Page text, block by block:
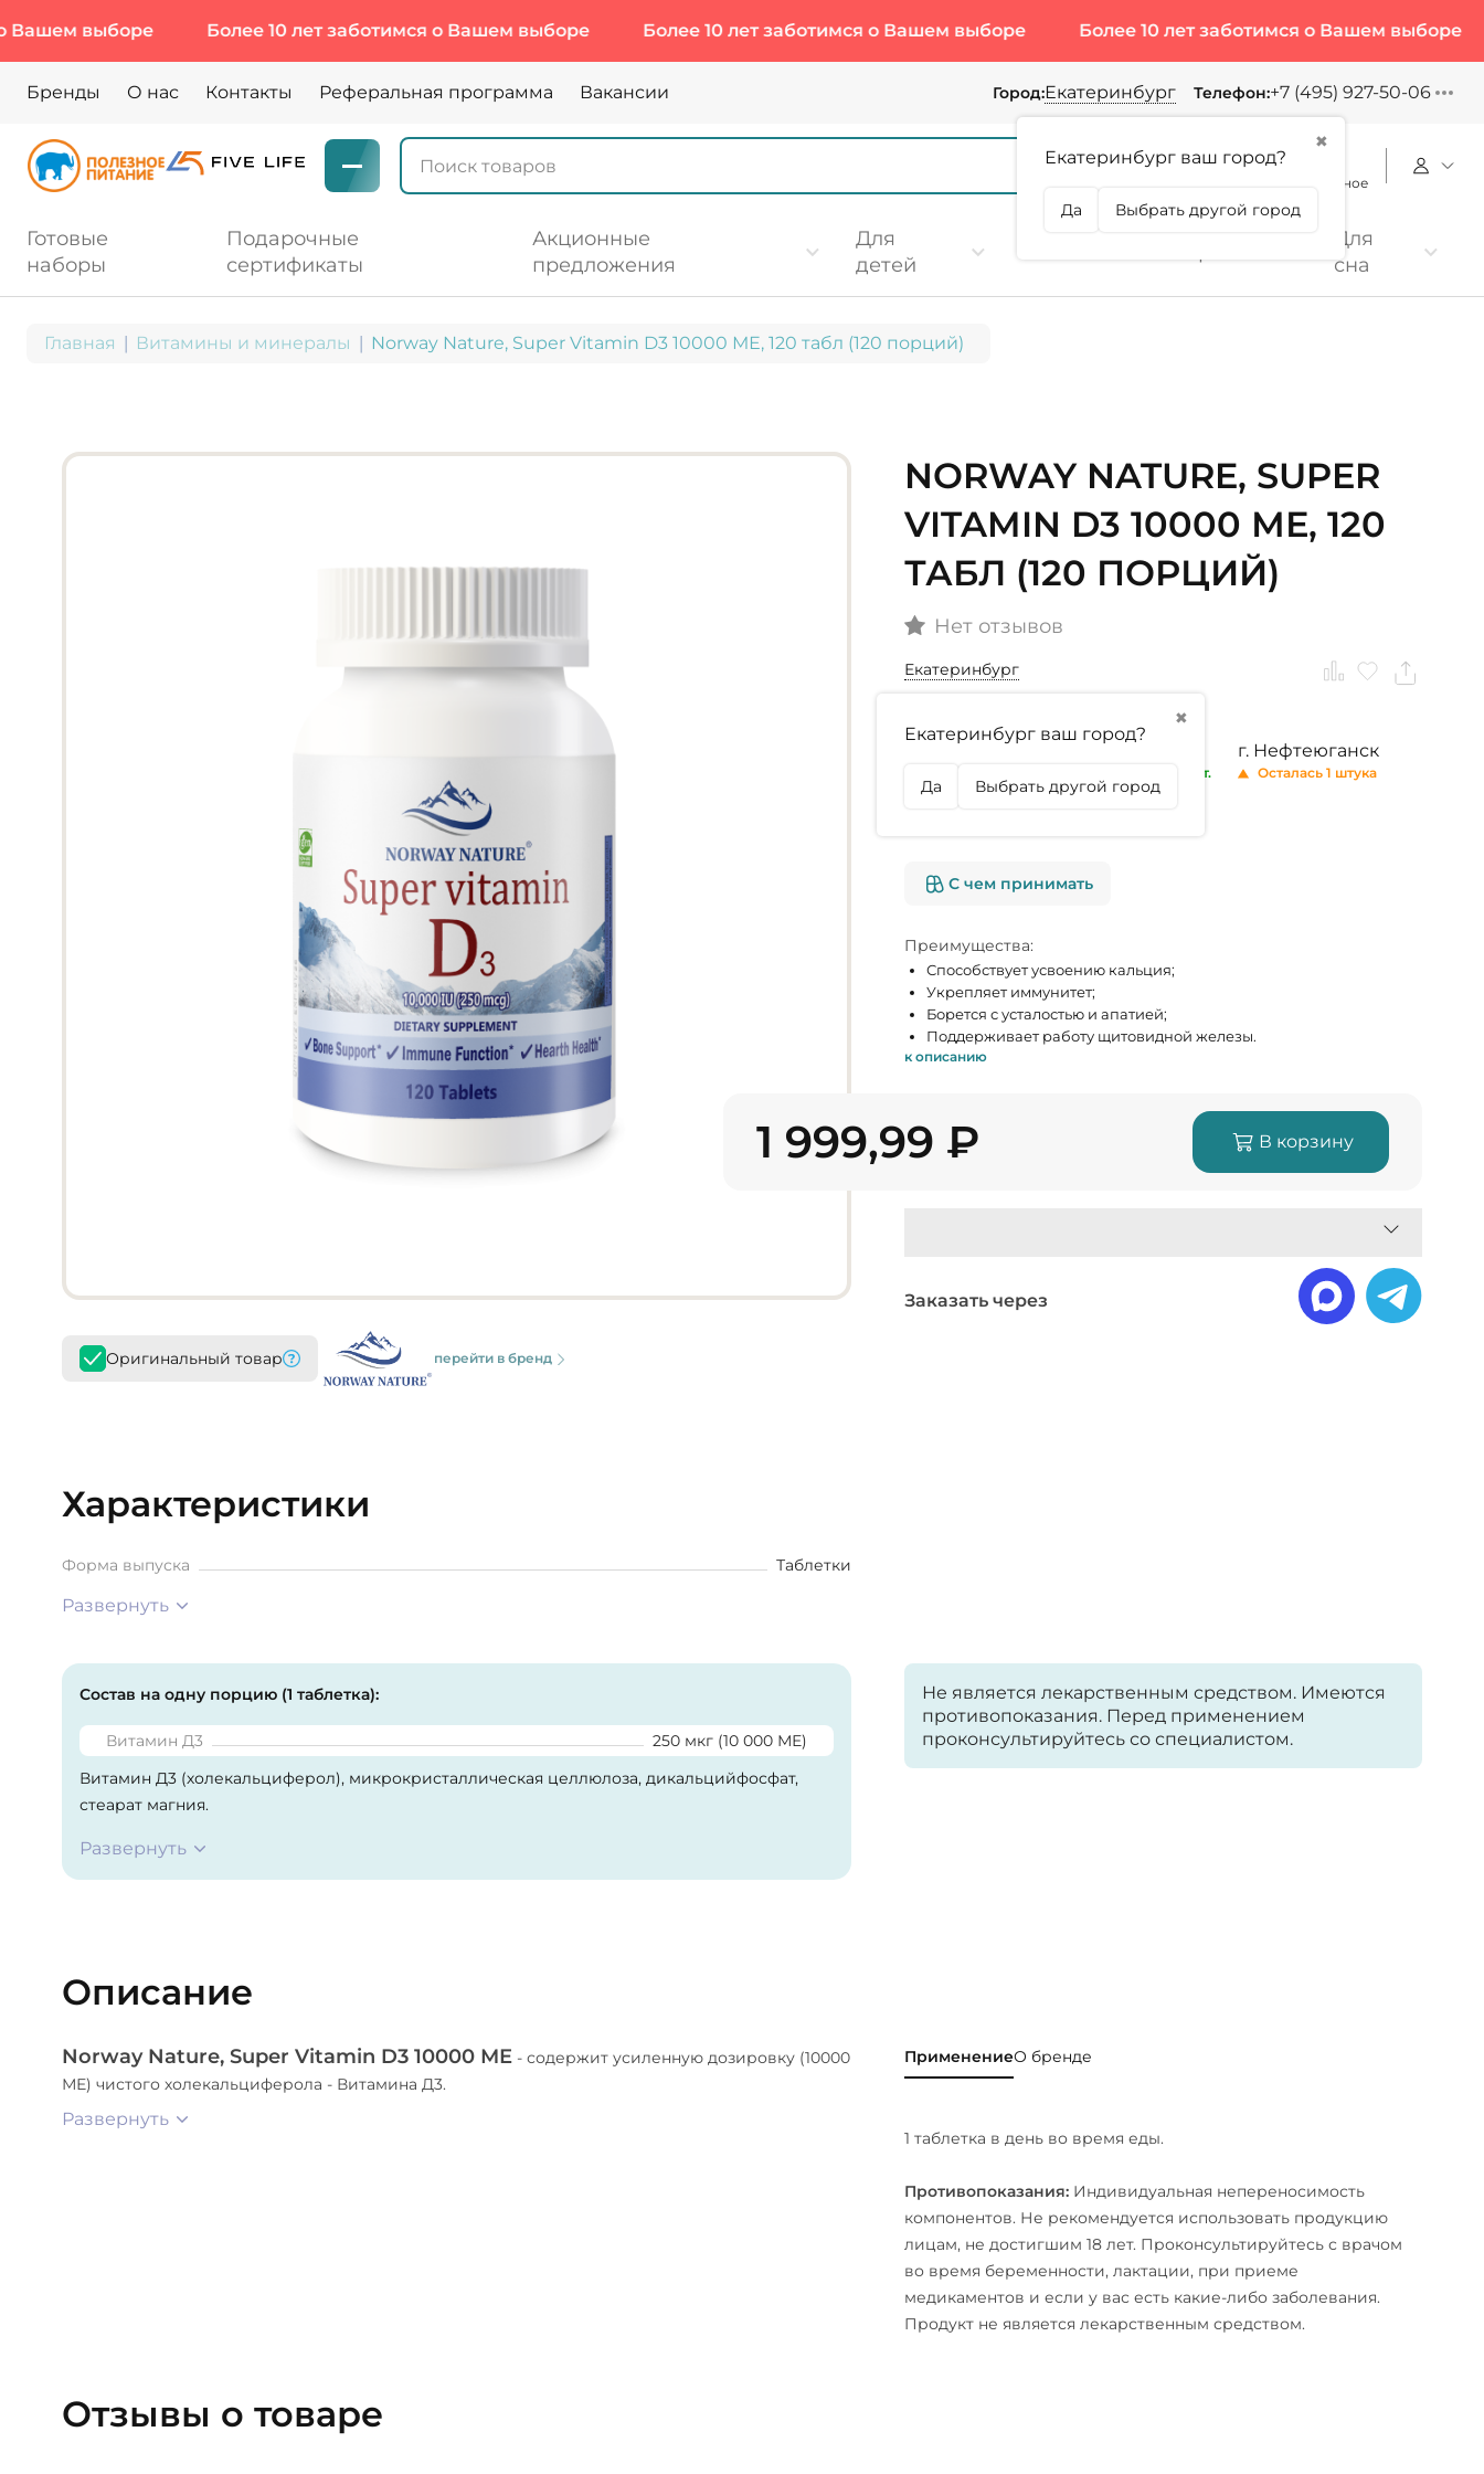
выборе Более 10 лет заботимся о Вашем выборе Более 10 лет заботимся о Вашем выборе Более 10 лет заботимся о Вашем выборе
Бренды О нас Контакты Реферальная программа Вакансии Город:Екатеринбург
✖
Екатеринбург ваш город?
Да Выбрать другой город
Телефон:+7 (495) 927-50-06
Избранное
Готовые
наборы
Подарочные
сертификаты
Акционные
предложения
Для
детей
Для
сна
Главная Витамины и минералы Norway Nature, Super Vitamin D3 10000 МЕ, 120 табл (120 порций)
Оригинальный товар перейти в бренд
NORWAY NATURE, SUPER
VITAMIN D3 10000 МЕ, 120
ТАБЛ (120 ПОРЦИЙ)
Нет отзывов
Екатеринбург
✖
Екатеринбург ваш город?
Да Выбрать другой город
г. Екатеринбург г. Тюмень
В наличии 12 шт.
г. Нефтеюганск
Осталась 1 штука
С чем принимать
Преимущества:
Способствует усвоению кальция;
Укрепляет иммунитет;
Борется с усталостью и апатией;
Поддерживает работу щитовидной железы.
к описанию
1 999,99 ₽ В корзину
Заказать через
Характеристики
Форма выпуска Таблетки
Развернуть
Не является лекарственным средством. Имеются
противопоказания. Перед применением
проконсультируйтесь со специалистом.
Состав на одну порцию (1 таблетка):
Витамин Д3
250 мкг (10 000 МЕ)
Витамин Д3 (холекальциферол), микрокристаллическая целлюлоза, дикальцийфосфат,
стеарат магния.
Развернуть
Описание
Norway Nature, Super Vitamin D3 10000 МЕ - содержит усиленную дозировку (10000
МЕ) чистого холекальциферола - Витамина Д3.
Развернуть
ПрименениеО бренде
1 таблетка в день во время еды.
Противопоказания: Индивидуальная непереносимость
компонентов. Не рекомендуется использовать продукцию
лицам, не достигшим 18 лет. Проконсультируйтесь с врачом
во время беременности, лактации, при приеме
медикаментов и если у вас есть какие-либо заболевания.
Продукт не является лекарственным средством.
Отзывы о товаре